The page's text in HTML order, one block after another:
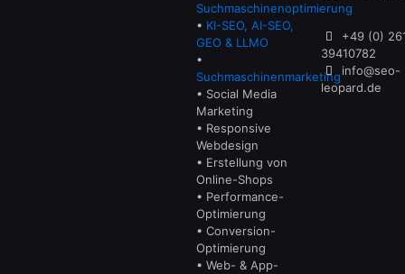
Suchmaschinenoptimierung
• KI-SEO, AI-SEO,
GEO & LLMO
•
Suchmaschinenmarketing
• Social Media
Marketing
• Responsive
Webdesign
• Erstellung von
Online-Shops
• Performance-
Optimierung
• Conversion-
Optimierung
• Web- & App-
+49 (0)
39410782
info@seo-
leopard.de